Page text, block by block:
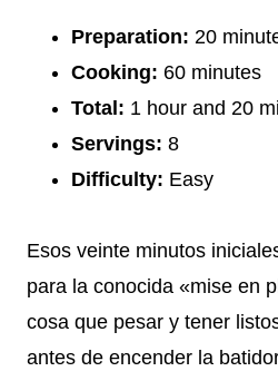
Preparation: 20
Cooking: 60 minutes
Total: 1 hour and 20
Servings: 8
Difficulty: Easy
Esos veinte minutos
para la conocida «mise en
cosa que pesar y tener
antes de encender la